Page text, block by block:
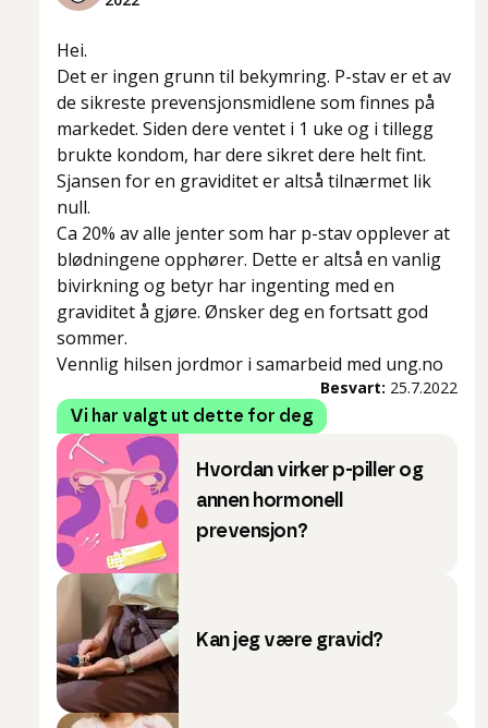
Hei.
Det er ingen grunn til bekymring. P-stav er et av
de sikreste prevensjonsmidlene som finnes på
markedet. Siden dere ventet i 1 uke og i tillegg
brukte kondom, har dere sikret dere helt fint.
Sjansen for en graviditet er altså tilnærmet lik
null.
Ca 20% av alle jenter som har p-stav opplever at
blødningene opphører. Dette er altså en vanlig
bivirkning og betyr har ingenting med en
graviditet å gjøre. Ønsker deg en fortsatt god
sommer.
Vennlig hilsen jordmor i samarbeid med ung.no
Besvart: 25.7.2022
Vi har valgt ut dette for deg
Hvordan virker p-piller og
annen hormonell
prevensjon?
Kan jeg være gravid?